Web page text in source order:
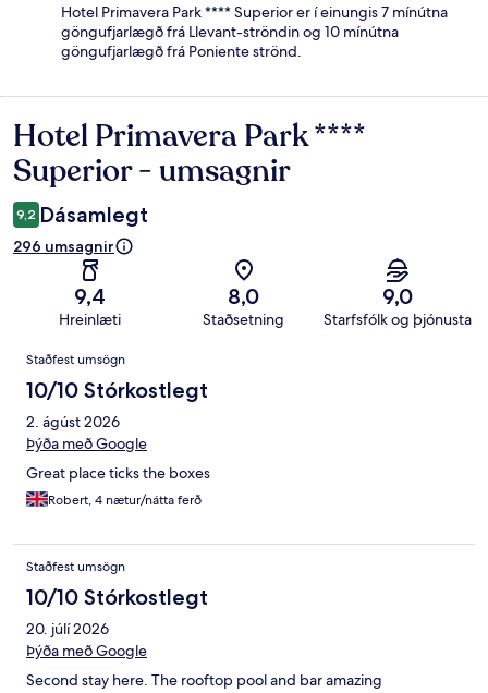
Hotel Primavera Park **** Superior er í einungis 7 mínútna
göngufjarlægð frá Llevant-ströndin og 10 mínútna
göngufjarlægð frá Poniente strönd.
Umsagnir
Hotel Primavera Park ****
Superior - umsagnir
9,2 Dásamlegt
296 umsagnir
9,4
Hreinlæti
8,0
Staðsetning
9,0
Starfsfólk og þjónusta
Umsagnir
Staðfest umsögn
10/10 Stórkostlegt
2. ágúst 2026
Þýða með Google
Great place ticks the boxes
Robert, 4 nætur/nátta ferð
Staðfest umsögn
10/10 Stórkostlegt
20. júlí 2026
Þýða með Google
Second stay here. The rooftop pool and bar amazing